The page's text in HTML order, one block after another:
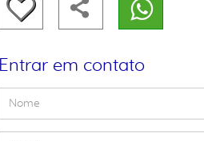
Entrar em contato